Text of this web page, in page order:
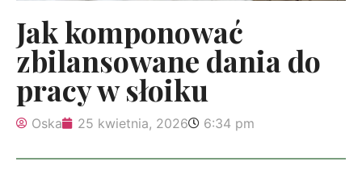
Jak komponować
zbilansowane dania do
pracy w słoiku
Oska 25 kwietnia, 2026 6:34 pm